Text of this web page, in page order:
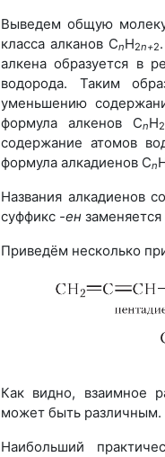
Выведем общую
класса алканов СnH2n+2
алкена образуется в
водорода. Таким
уменьшению
формула алкенов СnH2
содержание атомов
формула алкадиенов Сn
Названия алкадиенов
суффикс -ен заменяется
Приведём несколько
Как видно, взаимное
может быть различным.
Наибольший